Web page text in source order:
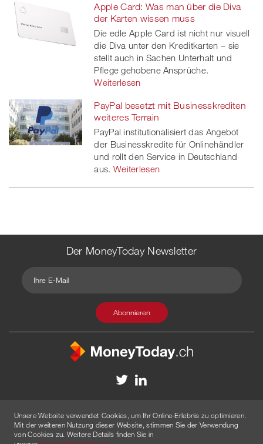
Apple Card: Was man über die Diva
der Karten wissen muss
Die edle Apple Card ist nicht nur visuell
die Diva unter den Kreditkarten – sie
stellt auch in Sachen Unterhalt und
Pflege gehobene Ansprüche.
Weiterlesen
PayPal besetzt mit Businesskrediten
weiteres Terrain
PayPal institutionalisiert das Angebot
der Businesskredite für Onlinehändler
und rollt den Service in Deutschland
aus. Weiterlesen
Der MoneyToday Newsletter
Disclaimer
Werbung
© 2026 Created byAGENTUR AM WASSER
Unsere Website verwendet Cookies, um Ihr Online-Erlebnis zu optimieren.
Mit der weiteren Nutzung dieser Website, stimmen Sie der Verwendung
von Cookies zu. Weitere Details finden Sie in